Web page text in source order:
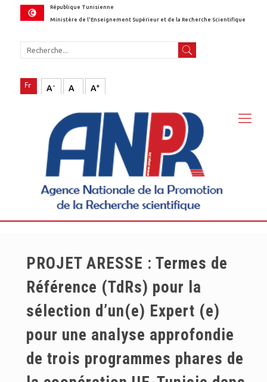
République Tunisienne
Ministère de l'Enseignement Supérieur et de la Recherche Scientifique
A- A A+
PROJET ARESSE : Termes de
Référence (TdRs) pour la
sélection d’un(e) Expert (e)
pour une analyse approfondie
de trois programmes phares de